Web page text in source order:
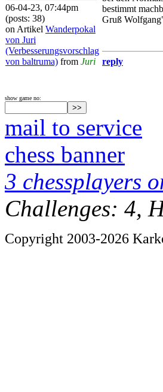
06-04-23, 07:44pm
(posts: 38)
on Artikel Wanderpokal
von Juri
(Verbesserungsvorschlag
von baltruma) from Juri
bestimmt
Gruß
reply
show game no:
mail to service
chess banner
3 chessplayers
Challenges: 4,
Copyright 2003-2026